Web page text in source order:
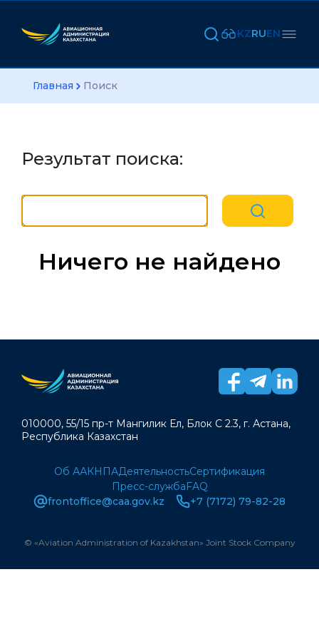
KZRUEN
Главная Поиск
Результат поиска:
Ничего не найдено
010000, 55/15 пр-т Мангилик Ел, Блок С 2.3, г. Астана,
Республика Казахстан
Об ААКНПАДеятельностьСертификация
Пресс-службаFAQ
frontoffice@caa.gov.kz
+7 (7172) 79-82-28
© «Aviation Administration of Kazakhstan» Joint Stock Company